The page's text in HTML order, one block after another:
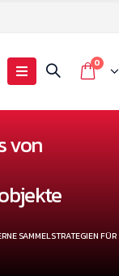
0
von
SAMMELSTRATEGIEN FÜR